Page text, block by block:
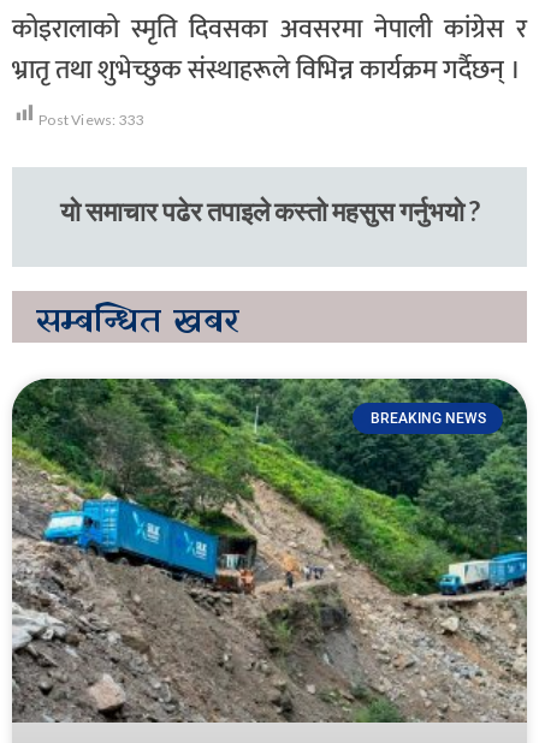
कोइरालाको स्मृति दिवसका अवसरमा नेपाली कांग्रेस र
भ्रातृ तथा शुभेच्छुक संस्थाहरूले विभिन्न कार्यक्रम गर्दैछन् ।
Post Views: 333
यो समाचार पढेर तपाइले कस्तो महसुस गर्नुभयो ?
सम्बन्धित खबर
BREAKING NEWS